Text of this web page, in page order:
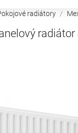
radiátory